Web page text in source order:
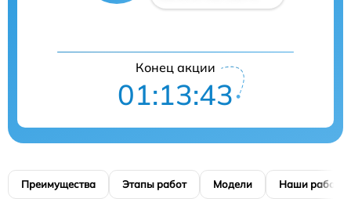
Конец акции
01:13:42
Преимущества Этапы работ Модели Наши работы